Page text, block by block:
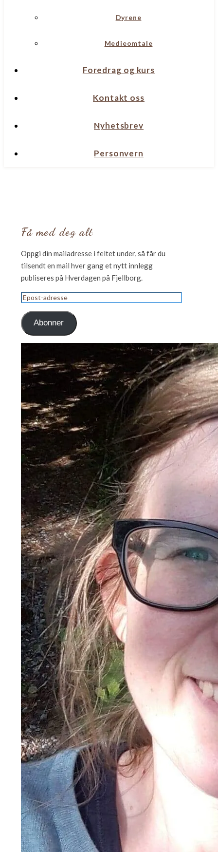
Dyrene
Medieomtale
Foredrag og kurs
Kontakt oss
Nyhetsbrev
Personvern
Få med deg alt
Oppgi din mailadresse i feltet under, så får du
tilsendt en mail hver gang et nytt innlegg
publiseres på Hverdagen på Fjellborg.
Epost-
adresse
Abonner